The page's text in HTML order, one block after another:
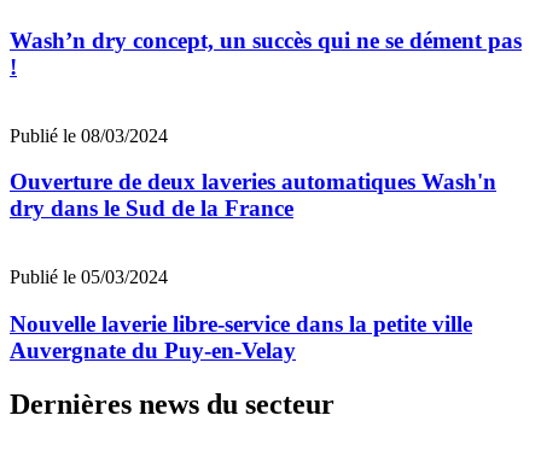
Wash’n dry concept, un succès qui ne se dément pas
!
Publié le 08/03/2024
Ouverture de deux laveries automatiques Wash'n
dry dans le Sud de la France
Publié le 05/03/2024
Nouvelle laverie libre-service dans la petite ville
Auvergnate du Puy-en-Velay
Dernières news du secteur